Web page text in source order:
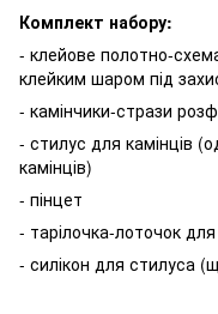
Комплект набору:
- клейове полотно-
клейким шаром під
- камінчики-стрази
- стилус для камінців
камінців)
- пінцет
- тарілочка-лоточок
- силікон для стилуса